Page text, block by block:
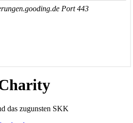
das zugunsten SKK